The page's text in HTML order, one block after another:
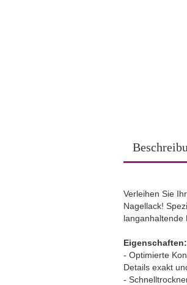
Verleihen Sie
Nagellack!
langanhaltende
Eigenschaften:
- Optimierte
Details exakt
-